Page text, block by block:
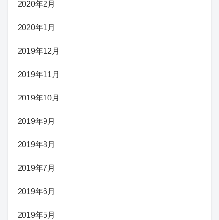
2020年2月
2020年1月
2019年12月
2019年11月
2019年10月
2019年9月
2019年8月
2019年7月
2019年6月
2019年5月